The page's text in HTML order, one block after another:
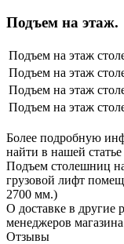
Подъем на этаж.
Подъем на этаж
Подъем на этаж
Подъем на этаж
Подъем на этаж
Более подробную
найти в нашей
Подъем столешниц
грузовой лифт
2700 мм.)
О доставке в другие
менеджеров
Отзывы